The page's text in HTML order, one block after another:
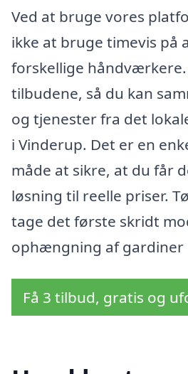
Ved at bruge vores
ikke at bruge timevis på
forskellige håndværkere.
tilbudene, så du kan
og tjenester fra det
i Vinderup. Det er en
måde at sikre, at du får
løsning til reelle priser.
tage det første skridt
ophængning af gardiner
Få 3 tilbud, gratis og